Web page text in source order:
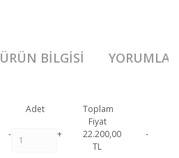
ÜRÜN BILGISI YORUMLAR
Adet
Toplam
Fiyat
- +
22.200,00
TL
-